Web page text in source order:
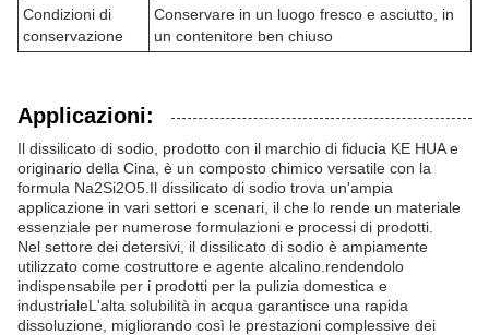
Condizioni di
conservazione
Conservare in un luogo fresco e asciutto, in
un contenitore ben chiuso
Applicazioni:
Il dissilicato di sodio, prodotto con il marchio di fiducia KE HUA e
originario della Cina, è un composto chimico versatile con la
formula Na2Si2O5.Il dissilicato di sodio trova un'ampia
applicazione in vari settori e scenari, il che lo rende un materiale
essenziale per numerose formulazioni e processi di prodotti.
Nel settore dei detersivi, il dissilicato di sodio è ampiamente
utilizzato come costruttore e agente alcalino.rendendolo
indispensabile per i prodotti per la pulizia domestica e
industrialeL'alta solubilità in acqua garantisce una rapida
dissoluzione, migliorando così le prestazioni complessive dei